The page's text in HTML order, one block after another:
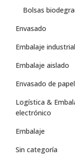
Bolsas
Envasado
Embalaje industrial
Embalaje aislado
Envasado de papel
Logística &
electrónico
Embalaje
Sin categoría